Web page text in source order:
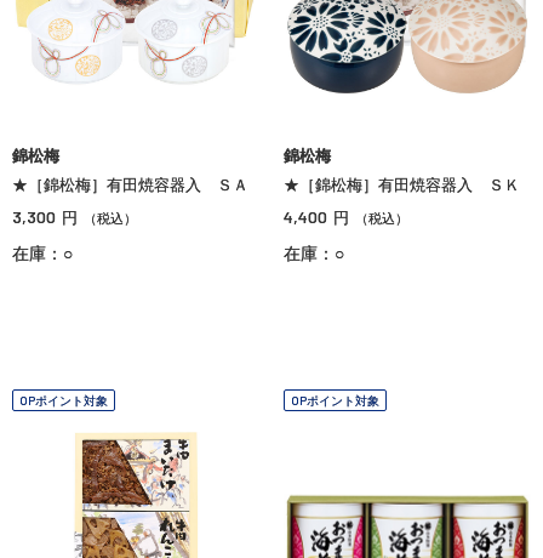
錦松梅
★［錦松梅］有田焼容器入 ＳＡ
3,300 円 （税込）
在庫：○
錦松梅
★［錦松梅］有田焼容器入 ＳＫ
4,400 円 （税込）
在庫：○
OPポイント対象 OPポイント対象